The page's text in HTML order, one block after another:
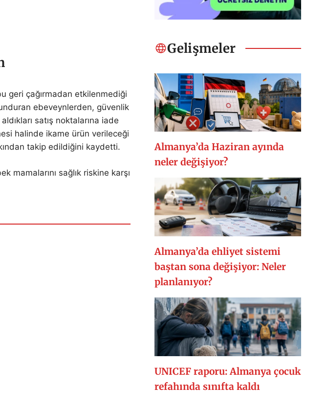
geri çağırmadan etkilenmediği
ebeveynlerden, güvenlik
satış noktalarına iade
halinde ikame ürün verileceği
takip edildiğini kaydetti.
mamalarını sağlık riskine karşı
Gelişmeler
Almanya’da Haziran ayında
neler değişiyor?
Almanya’da ehliyet sistemi
baştan sona değişiyor: Neler
planlanıyor?
UNICEF raporu: Almanya çocuk
refahında sınıfta kaldı